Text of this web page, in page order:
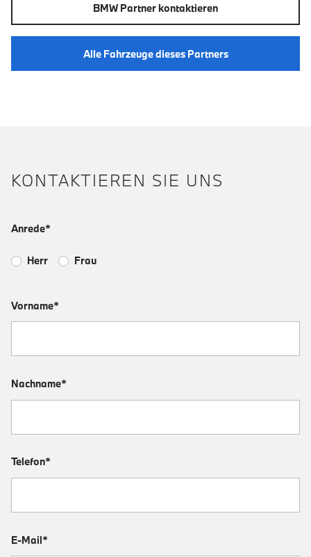
BMW Partner kontaktieren
Alle Fahrzeuge dieses Partners
KONTAKTIEREN SIE UNS
Anrede*
Herr Frau
Vorname*
Nachname*
Telefon*
E-Mail*